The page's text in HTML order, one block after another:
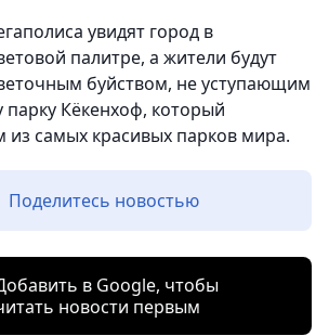
увидят город в
палитре, а жители будут
буйством, не уступающим
парку Кёкенхоф, который
из самых красивых парков мира.
Поделитесь новостью
в Google, чтобы
новости первым